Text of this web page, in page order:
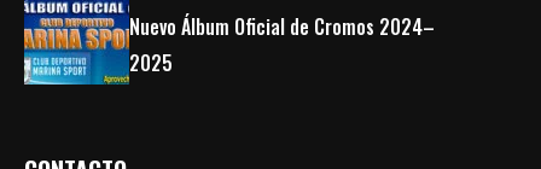
Nuevo Álbum Oficial de Cromos 2024–
2025